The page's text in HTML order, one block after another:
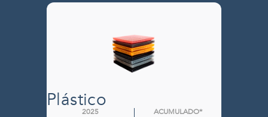
Plástico
2025 ACUMULADO*